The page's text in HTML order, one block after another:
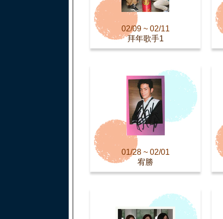
02/09 ~ 02/11
拜年歌手1
01/28 ~ 02/01
宥勝